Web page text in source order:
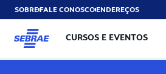
SOBREFALE CONOSCOENDEREÇOS
CURSOS E EVENTOS